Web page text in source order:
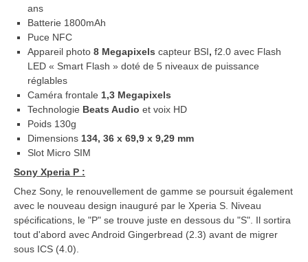
ans
Batterie 1800mAh
Puce NFC
Appareil photo 8 Megapixels capteur BSI, f2.0 avec Flash
LED « Smart Flash » doté de 5 niveaux de puissance
réglables
Caméra frontale 1,3 Megapixels
Technologie Beats Audio et voix HD
Poids 130g
Dimensions 134, 36 x 69,9 x 9,29 mm
Slot Micro SIM
Sony Xperia P :
Chez Sony, le renouvellement de gamme se poursuit également
avec le nouveau design inauguré par le Xperia S. Niveau
spécifications, le "P" se trouve juste en dessous du "S". Il sortira
tout d'abord avec Android Gingerbread (2.3) avant de migrer
sous ICS (4.0).